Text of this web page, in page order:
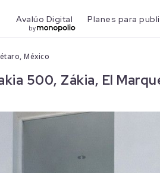
Avalúo Digital
by
Planes para
México
500, Zákia, El